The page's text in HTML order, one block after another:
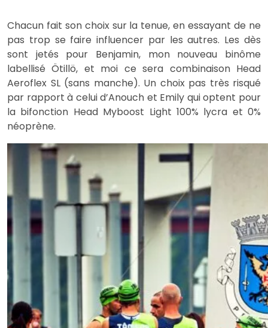
Chacun fait son choix sur la tenue, en essayant de ne
pas trop se faire influencer par les autres. Les dès
sont jetés pour Benjamin, mon nouveau binôme
labellisé Ötillö, et moi ce sera combinaison Head
Aeroflex SL (sans manche). Un choix pas très risqué
par rapport à celui d’Anouch et Emily qui optent pour
la bifonction Head Myboost Light 100% lycra et 0%
néoprène.